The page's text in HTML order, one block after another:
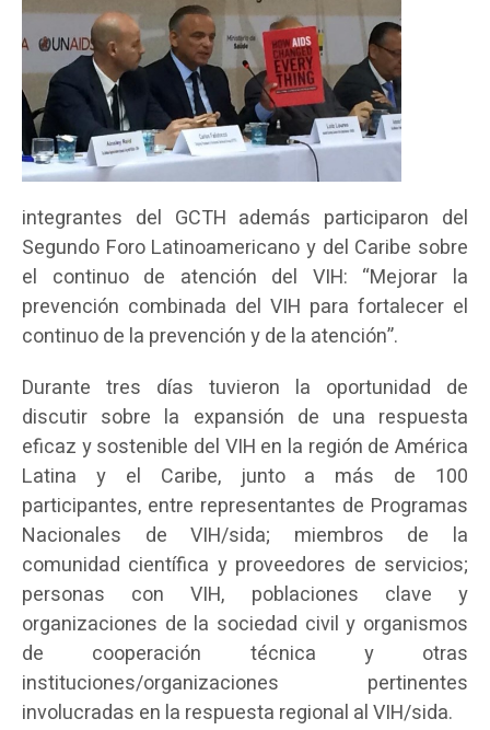
integrantes del GCTH además participaron del
Segundo Foro Latinoamericano y del Caribe sobre
el continuo de atención del VIH: “Mejorar la
prevención combinada del VIH para fortalecer el
continuo de la prevención y de la atención”.
Durante tres días tuvieron la oportunidad de
discutir sobre la expansión de una respuesta
eficaz y sostenible del VIH en la región de América
Latina y el Caribe, junto a más de 100
participantes, entre representantes de Programas
Nacionales de VIH/sida; miembros de la
comunidad científica y proveedores de servicios;
personas con VIH, poblaciones clave y
organizaciones de la sociedad civil y organismos
de cooperación técnica y otras
instituciones/organizaciones pertinentes
involucradas en la respuesta regional al VIH/sida.